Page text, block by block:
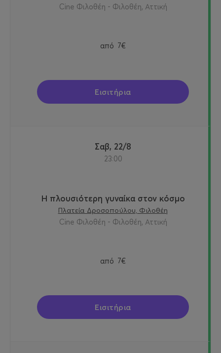
Cine Φιλοθέη - Φιλοθέη, Αττική
από 7€
Εισιτήρια
Σαβ, 22/8
23:00
Η πλουσιότερη γυναίκα στον κόσμο
Πλατεία Δροσοπούλου, Φιλοθέη
Cine Φιλοθέη - Φιλοθέη, Αττική
από 7€
Εισιτήρια